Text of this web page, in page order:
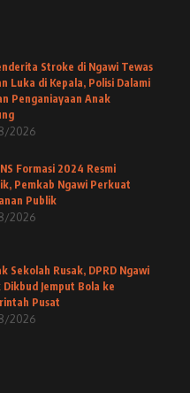
Stroke di Ngawi Tewas
Luka di Kepala, Polisi Dalami
Penganiayaan Anak
2026
Formasi 2024 Resmi
Pemkab Ngawi Perkuat
Publik
2026
Sekolah Rusak, DPRD Ngawi
Dikbud Jemput Bola ke
Pusat
2026